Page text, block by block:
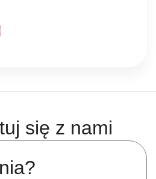
się z nami